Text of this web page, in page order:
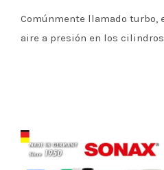
Comúnmente llamado turbo,
aire a presión en los